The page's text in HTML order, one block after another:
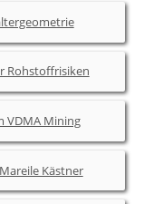
Rohstoffrisiken
VDMA Mining
Kästner